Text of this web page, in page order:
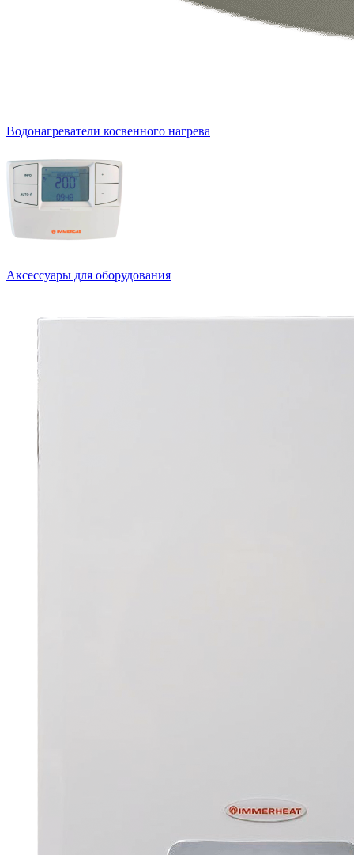
Водонагреватели косвенного нагрева
Аксессуары для оборудования